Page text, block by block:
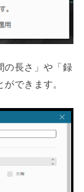
の長さ」や「録
できます。